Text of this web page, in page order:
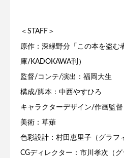
＜STAFF＞
原作：深緑野分「この本を盗む
庫/KADOKAWA刊）
監督/コンテ/演出：福岡大生
構成/脚本：中西やすひろ
キャラクターデザイン/作画監
美術：草薙
色彩設計：村田恵里子（グラフ
CGディレクター：市川孝次（グ